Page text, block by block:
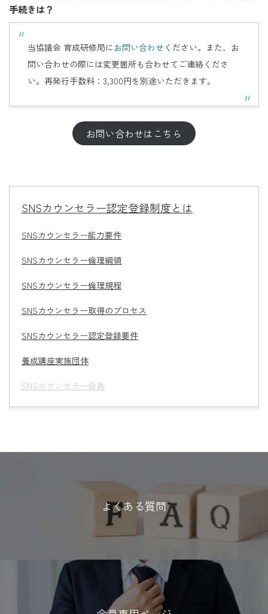
手続きは？
当協議会 育成研修局に お問い合わせ ください。また、お
問い合わせの際には変更箇所も合わせてご連絡くださ
い。再発行手数料： 3,300円を別途いただきます。
お問い合わせはこちら
SNSカウンセラー認定登録制度とは
SNSカウンセラー能力要件
SNSカウンセラー倫理綱領
SNSカウンセラー倫理規程
SNSカウンセラー取得のプロセス
SNSカウンセラー認定登録要件
養成講座実施団体
SNSカウンセラー会員
よくある質問